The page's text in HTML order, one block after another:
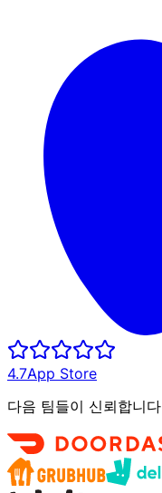
4.7App Store
다음 팀들이 신뢰합니다